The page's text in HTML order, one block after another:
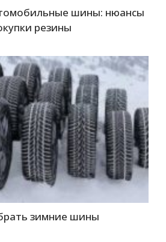
шины: нюансы
резины
зимние шины